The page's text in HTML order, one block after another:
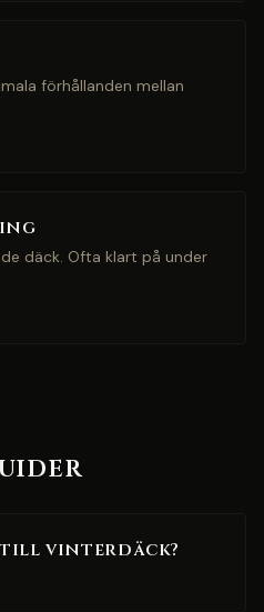
förhållanden mellan
däck. Ofta klart på under
till vinterdäck?